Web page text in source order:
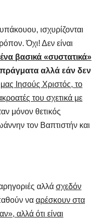
ισχυρίζονται
Όχι! Δεν είναι
βασικά «συστατικά»
πράγματα αλλά εάν δεν
Ιησούς Χριστός, το
του σχετικά με
μόνον θετικός
τον Βαπτιστήν και
αλλά σχεδόν
να αρέσκουν στα
αλλά ότι είναι